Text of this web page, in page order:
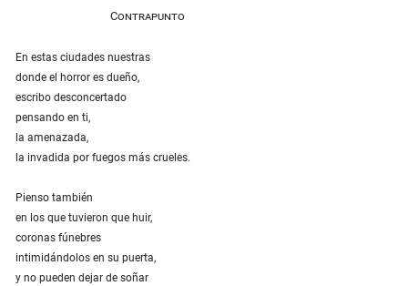
Contrapunto
En estas ciudades nuestras
donde el horror es dueño,
escribo desconcertado
pensando en ti,
la amenazada,
la invadida por fuegos más crueles.
Pienso también
en los que tuvieron que huir,
coronas fúnebres
intimidándolos en su puerta,
y no pueden dejar de soñar